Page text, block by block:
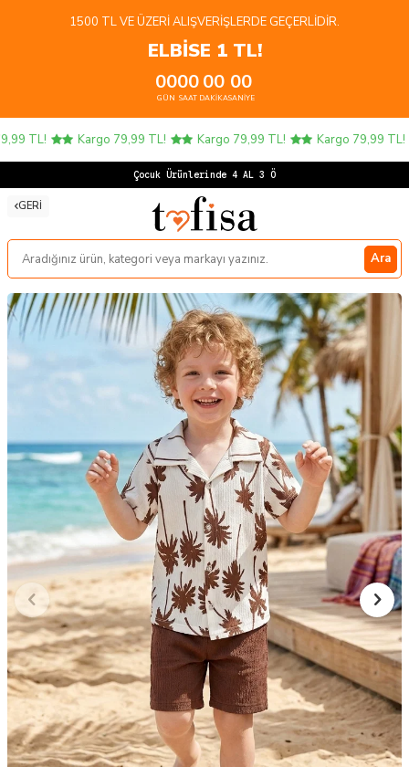
1500 TL VE ÜZERI ALIŞVERIŞLERDE GEÇERLIDIR.
ELBİSE 1 TL!
00
GÜN
00
SAAT
00
DAKIKA
00
SANIYE
TL! Kargo 79,99 TL! Kargo 79,99 TL! Kargo 79,99 TL!
Çocuk Ürünlerinde 4 AL 3 ÖDE!
GERI
Ara